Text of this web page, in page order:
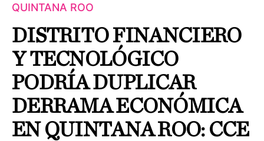
QUINTANA ROO
DISTRITO FINANCIERO
Y TECNOLÓGICO
PODRÍA DUPLICAR
DERRAMA ECONÓMICA
EN QUINTANA ROO: CCE